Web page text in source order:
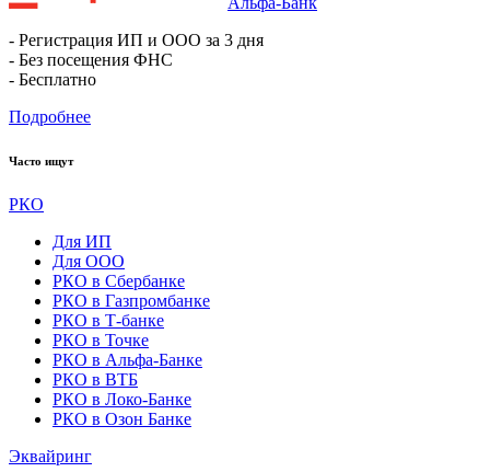
- Регистрация ИП и ООО за 3 дня
- Без посещения ФНС
- Бесплатно
Подробнее
Часто ищут
РКО
Для ИП
Для ООО
РКО в Сбербанке
РКО в Газпромбанке
РКО в Т-банке
РКО в Точке
РКО в Альфа-Банке
РКО в ВТБ
РКО в Локо-Банке
РКО в Озон Банке
Эквайринг